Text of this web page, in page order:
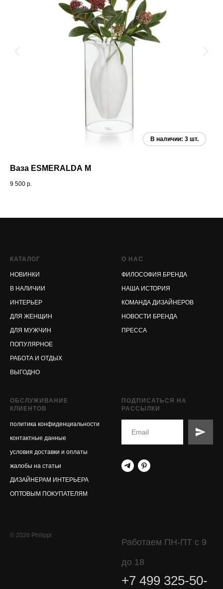
Ваза ESMERALDA M
9 500 р.
КАТАЛОГ
НОВИНКИ
В НАЛИЧИИ
ИНТЕРЬЕР
ДЛЯ ЖЕНЩИН
ДЛЯ МУЖЧИН
ПОПУЛЯРНОЕ
РАБОТА И ОТДЫХ
ВЫГОДНО
О НАС
ФИЛОСОФИЯ БРЕНДА
НАША ИСТОРИЯ
КОМАНДА ДИЗАЙНЕРОВ
НОВОСТИ БРЕНДА
ПРЕССА
ОБСЛУЖИВАНИЕ
КЛИЕНТОВ
политика конфиденциальности
контактные данные
условия доставки и оплаты
жалобы на статьи
ДИЗАЙНЕРАМ ИНТЕРЬЕРА
ОПТОВЫМ ПОКУПАТЕЛЯМ
ПОДПИСАТЬСЯ НА
РАССЫЛКИ
© 2026 Philippi
Работаем ПН-ПТ с 9
до 18
+7 499 325-50-